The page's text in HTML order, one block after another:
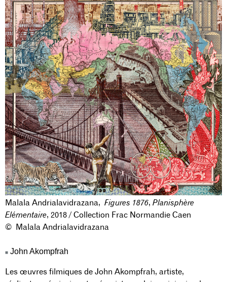
Malala Andrialavidrazana, Figures 1876, Planisphère
Elémentaire, 2018 / Collection Frac Normandie Caen
© Malala Andrialavidrazana
John Akompfrah
Les œuvres filmiques de John Akompfrah, artiste,